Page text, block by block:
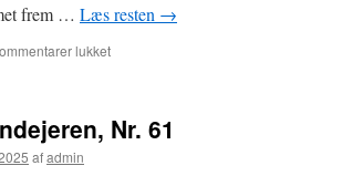
frem … Læs resten →
lukkettil
Nr. 61
afadmin